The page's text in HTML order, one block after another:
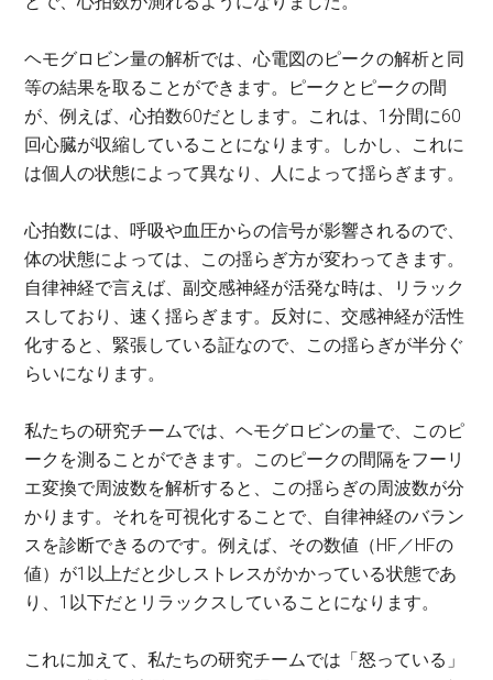
ヘモグロビン量の解析では、心電図のピークの解析と同
等の結果を取ることができます。ピークとピークの間
が、例えば、心拍数60だとします。これは、1分間に60
回心臓が収縮していることになります。しかし、これに
は個人の状態によって異なり、人によって揺らぎます。
心拍数には、呼吸や血圧からの信号が影響されるので、
体の状態によっては、この揺らぎ方が変わってきます。
自律神経で言えば、副交感神経が活発な時は、リラック
スしており、速く揺らぎます。反対に、交感神経が活性
化すると、緊張している証なので、この揺らぎが半分ぐ
らいになります。
私たちの研究チームでは、ヘモグロビンの量で、このピ
ークを測ることができます。このピークの間隔をフーリ
エ変換で周波数を解析すると、この揺らぎの周波数が分
かります。それを可視化することで、自律神経のバラン
スを診断できるのです。例えば、その数値（HF／HFの
値）が1以上だと少しストレスがかかっている状態であ
り、1以下だとリラックスしていることになります。
これに加えて、私たちの研究チームでは「怒っている」